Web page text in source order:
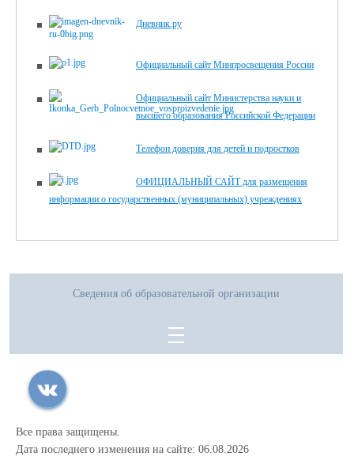
Дневник.ру
Официальный сайт Минпросвещения России
Официальный сайт Министерства науки и
высшего образования Российской Федерации
Телефон доверия для детей и подростков
ОФИЦИАЛЬНЫЙ САЙТ для размещения
информации о государственных (муниципальных) учреждениях
Сведения об образовательной организации
Все права защищены.
Дата последнего изменения на сайте: 06.08.2026